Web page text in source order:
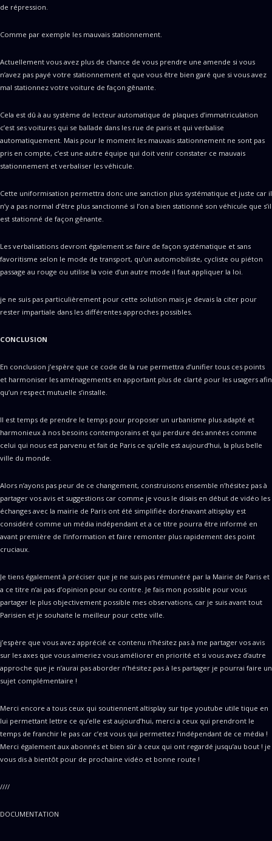
de répression.
Comme par exemple les mauvais stationnement.
Actuellement vous avez plus de chance de vous prendre une amende si vous
n’avez pas payé votre stationnement et que vous être bien garé que si vous avez
mal stationnez votre voiture de façon gênante.
Cela est dû à au système de lecteur automatique de plaques d’immatriculation
c’est ses voitures qui se ballade dans les rue de paris et qui verbalise
automatiquement. Mais pour le moment les mauvais stationnement ne sont pas
pris en compte, c’est une autre équipe qui doit venir constater ce mauvais
stationnement et verbaliser les véhicule.
Cette uniformisation permettra donc une sanction plus systématique et juste car il
n’y a pas normal d’être plus sanctionné si l’on a bien stationné son véhicule que s’il
est stationné de façon gênante.
Les verbalisations devront également se faire de façon systématique et sans
favoritisme selon le mode de transport, qu’un automobiliste, cycliste ou piéton
passage au rouge ou utilise la voie d’un autre mode il faut appliquer la loi.
je ne suis pas particulièrement pour cette solution mais je devais la citer pour
rester impartiale dans les différentes approches possibles.
CONCLUSION
En conclusion j’espère que ce code de la rue permettra d’unifier tous ces points
et harmoniser les aménagements en apportant plus de clarté pour les usagers afin
qu’un respect mutuelle s’installe.
Il est temps de prendre le temps pour proposer un urbanisme plus adapté et
harmonieux à nos besoins contemporains et qui perdure des années comme
celui qui nous est parvenu et fait de Paris ce qu’elle est aujourd’hui, la plus belle
ville du monde.
Alors n’ayons pas peur de ce changement, construisons ensemble n’hésitez pas à
partager vos avis et suggestions car comme je vous le disais en début de vidéo les
échanges avec la mairie de Paris ont été simplifiée dorénavant altisplay est
considéré comme un média indépendant et a ce titre pourra être informé en
avant première de l’information et faire remonter plus rapidement des point
cruciaux.
Je tiens également à préciser que je ne suis pas rémunéré par la Mairie de Paris et
a ce titre n’ai pas d’opinion pour ou contre. Je fais mon possible pour vous
partager le plus objectivement possible mes observations, car je suis avant tout
Parisien et je souhaite le meilleur pour cette ville.
j’espère que vous avez apprécié ce contenu n’hésitez pas à me partager vos avis
sur les axes que vous aimeriez vous améliorer en priorité et si vous avez d’autre
approche que je n’aurai pas aborder n’hésitez pas à les partager je pourrai faire un
sujet complémentaire !
Merci encore a tous ceux qui soutiennent altisplay sur tipe youtube utile tique en
lui permettant lettre ce qu’elle est aujourd’hui, merci a ceux qui prendront le
temps de franchir le pas car c’est vous qui permettez l’indépendant de ce média !
Merci également aux abonnés et bien sûr à ceux qui ont regardé jusqu’au bout ! je
vous dis à bientôt pour de prochaine vidéo et bonne route !
////
DOCUMENTATION